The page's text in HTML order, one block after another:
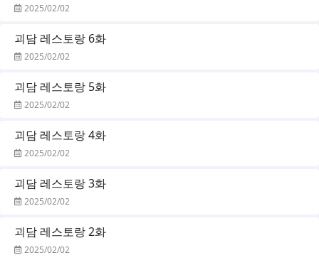
2025/02/02
괴담 레스토랑 6화
2025/02/02
괴담 레스토랑 5화
2025/02/02
괴담 레스토랑 4화
2025/02/02
괴담 레스토랑 3화
2025/02/02
괴담 레스토랑 2화
2025/02/02